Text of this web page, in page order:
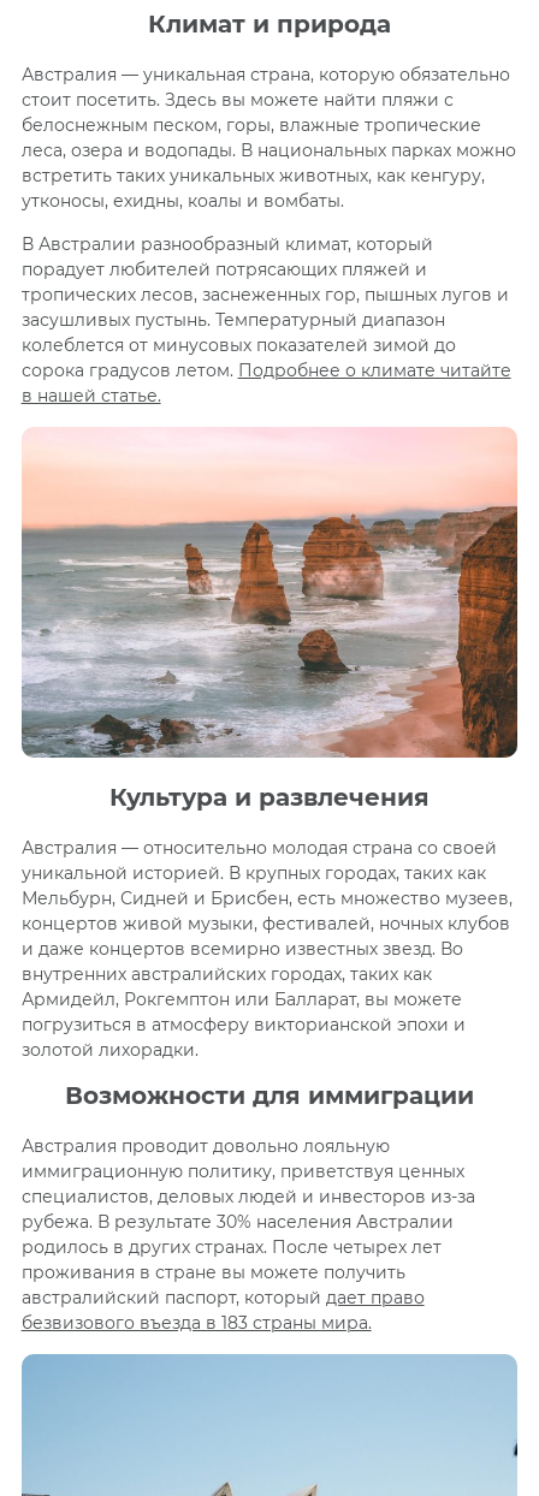
Климат и природа
Австралия — уникальная страна, которую обязательно
стоит посетить. Здесь вы можете найти пляжи с
белоснежным песком, горы, влажные тропические
леса, озера и водопады. В национальных парках можно
встретить таких уникальных животных, как кенгуру,
утконосы, ехидны, коалы и вомбаты.
В Австралии разнообразный климат, который
порадует любителей потрясающих пляжей и
тропических лесов, заснеженных гор, пышных лугов и
засушливых пустынь. Температурный диапазон
колеблется от минусовых показателей зимой до
сорока градусов летом. Подробнее о климате читайте
в нашей статье.
Культура и развлечения
Австралия — относительно молодая страна со своей
уникальной историей. В крупных городах, таких как
Мельбурн, Сидней и Брисбен, есть множество музеев,
концертов живой музыки, фестивалей, ночных клубов
и даже концертов всемирно известных звезд. Во
внутренних австралийских городах, таких как
Армидейл, Рокгемптон или Балларат, вы можете
погрузиться в атмосферу викторианской эпохи и
золотой лихорадки.
Возможности для иммиграции
Австралия проводит довольно лояльную
иммиграционную политику, приветствуя ценных
специалистов, деловых людей и инвесторов из-за
рубежа. В результате 30% населения Австралии
родилось в других странах. После четырех лет
проживания в стране вы можете получить
австралийский паспорт, который дает право
безвизового въезда в 183 страны мира.